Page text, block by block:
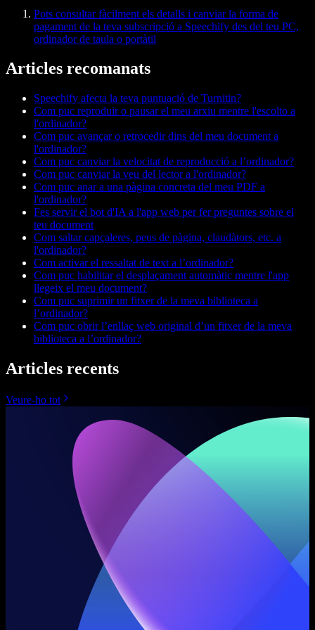
Pots consultar fàcilment els detalls i canviar la forma de
pagament de la teva subscripció a Speechify des del teu PC,
ordinador de taula o portàtil
Articles recomanats
Speechify afecta la teva puntuació de Turnitin?
Com puc reproduir o pausar el meu arxiu mentre l'escolto a
l'ordinador?
Com puc avançar o retrocedir dins del meu document a
l'ordinador?
Com puc canviar la velocitat de reproducció a l’ordinador?
Com puc canviar la veu del lector a l'ordinador?
Com puc anar a una pàgina concreta del meu PDF a
l'ordinador?
Fes servir el bot d'IA a l'app web per fer preguntes sobre el
teu document
Com saltar capçaleres, peus de pàgina, claudàtors, etc. a
l'ordinador?
Com activar el ressaltat de text a l’ordinador?
Com puc habilitar el desplaçament automàtic mentre l'app
llegeix el meu document?
Com puc suprimir un fitxer de la meva biblioteca a
l’ordinador?
Com puc obrir l’enllaç web original d’un fitxer de la meva
biblioteca a l’ordinador?
Articles recents
Veure-ho tot